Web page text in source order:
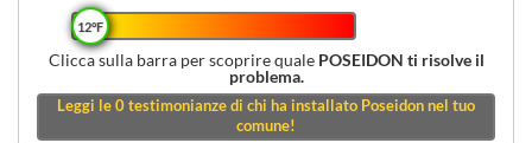
12°F
Clicca sulla barra per scoprire quale POSEIDON ti risolve il
problema.
Leggi le0testimonianze di chi ha installato Poseidon nel tuo
comune!